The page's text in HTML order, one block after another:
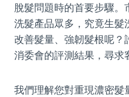
脫髮問題時的首要步驟
洗髮產品眾多，究竟生髮
改善髮量、強韌髮根呢？
消委會的評測結果，尋求
我們理解您對重現濃密髮